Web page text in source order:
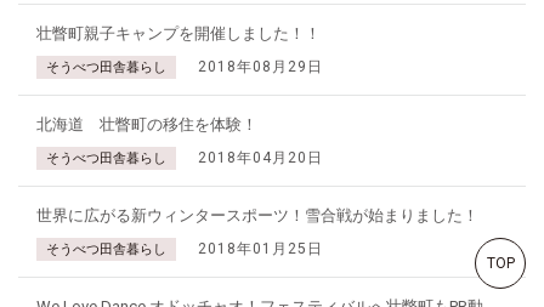
壮瞥町親子キャンプを開催しました！！
そうべつ田舎暮らし 2018年08月29日
北海道 壮瞥町の移住を体験！
そうべつ田舎暮らし 2018年04月20日
世界に広がる新ウィンタースポーツ！雪合戦が始まりました！
そうべつ田舎暮らし 2018年01月25日
TOP